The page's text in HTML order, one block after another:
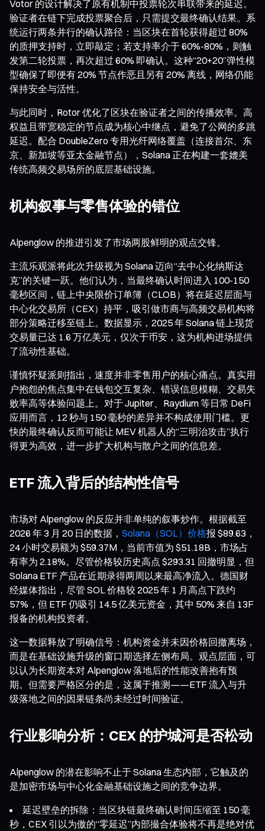
Votor 的设计解决了原有机制中投票轮次串联带来的延迟。
验证者在链下完成投票聚合后，只需提交最终确认结果。系
统运行两条并行的确认路径：当区块在首轮获得超过 80%
的质押支持时，立即敲定；若支持率介于 60%-80%，则触
发第二轮投票，再次超过 60% 即确认。这种“20+20”弹性模
型确保了即便有 20% 节点作恶且另有 20% 离线，网络仍能
保持安全与活性。
与此同时，Rotor 优化了区块在验证者之间的传播效率。高
权益且带宽稳定的节点成为核心中继点，避免了公网的多跳
延迟。配合 DoubleZero 专用光纤网络覆盖（连接首尔、东
京、新加坡等亚太金融节点），Solana 正在构建一套媲美
传统高频交易场所的底层基础设施。
机构叙事与零售体验的错位
Alpenglow 的推进引发了市场两股鲜明的观点交锋。
主流乐观派将此次升级视为 Solana 迈向“去中心化纳斯达
克”的关键一跃。他们认为，当最终确认时间进入 100-150
毫秒区间，链上中央限价订单簿（CLOB）将在延迟层面与
中心化交易所（CEX）持平，吸引做市商与高频交易机构将
部分策略迁移至链上。数据显示，2025 年 Solana 链上现货
交易量已达 1.6 万亿美元，仅次于币安，这为机构进场提供
了流动性基础。
谨慎怀疑派则指出，速度并非零售用户的核心痛点。真实用
户抱怨的焦点集中在钱包交互复杂、错误信息模糊、交易失
败率高等体验问题上。对于 Jupiter、Raydium 等日常 DeFi
应用而言，12 秒与 150 毫秒的差异并不构成使用门槛。更
快的最终确认反而可能让 MEV 机器人的“三明治攻击”执行
得更为高效，进一步扩大机构与散户之间的信息差。
ETF 流入背后的结构性信号
市场对 Alpenglow 的反应并非单纯的叙事炒作。根据截至
2026 年 3 月 20 日的数据， Solana（SOL）价格报 $89.63，
24 小时交易额为 $59.37M，当前市值为 $51.18B，市场占
有率为 2.18%。尽管价格较历史高点 $293.31 回撤明显，但
Solana ETF 产品在近期录得两周以来最高净流入。德国财
经媒体指出，尽管 SOL 价格较 2025 年 1 月高点下跌约
57%，但 ETF 仍吸引 14.5 亿美元资金，其中 50% 来自 13F
报备的机构投资者。
这一数据释放了明确信号：机构资金并未因价格回撤离场，
而是在基础设施升级的窗口期选择左侧布局。观点层面，可
以认为长期资本对 Alpenglow 落地后的性能改善抱有预
期。但需要严格区分的是，这属于推测——ETF 流入与升
级落地之间的因果链条尚未经过时间验证。
行业影响分析：CEX 的护城河是否松动
Alpenglow 的潜在影响不止于 Solana 生态内部，它触及的
是加密市场与中心化金融基础设施之间的竞争边界。
延迟壁垒的拆除：当区块链最终确认时间压缩至 150 毫
秒，CEX 引以为傲的“零延迟”内部撮合体验将不再是绝对优